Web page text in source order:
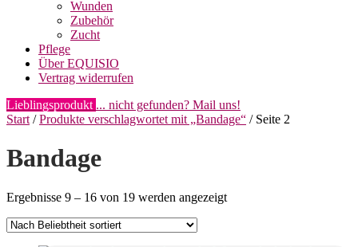
Wunden
Zubehör
Zucht
Pflege
Über EQUISIO
Vertrag widerrufen
Lieblingsprodukt ... nicht gefunden? Mail uns!
Start /Produkte verschlagwortet mit „Bandage“ / Seite 2
Bandage
Ergebnisse 9 – 16 von 19 werden angezeigtNach